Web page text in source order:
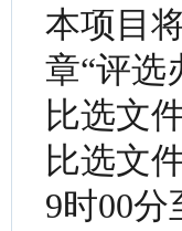
本项目
章“评选
比选文
比选文
9时00